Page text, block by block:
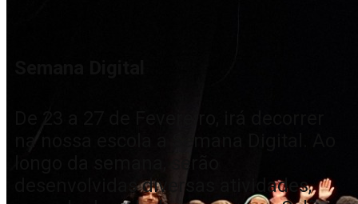
na nossa escola a Semana Digital. Ao
longo da semana, serão
desenvolvidas diversas atividades,